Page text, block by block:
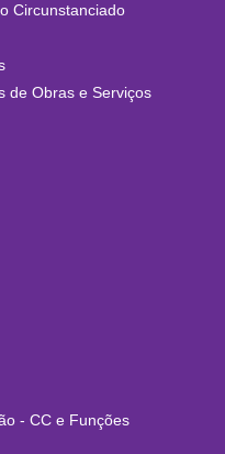
Circunstanciado
de Obras e Serviços
- CC e Funções